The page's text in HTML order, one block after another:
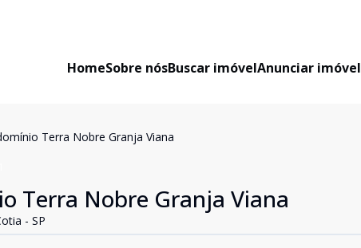
HomeSobre nósBuscar imóvelAnunciar imóvel
Terra Nobre Granja Viana
Terra Nobre Granja Viana
- SP